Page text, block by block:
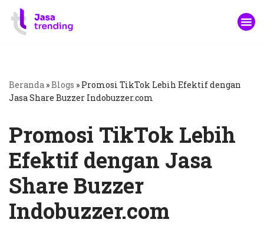
Lompat
Beranda »Blogs » Promosi TikTok Lebih Efektif dengan
Jasa Share Buzzer Indobuzzer.com
Promosi TikTok Lebih
Efektif dengan Jasa
Share Buzzer
Indobuzzer.com